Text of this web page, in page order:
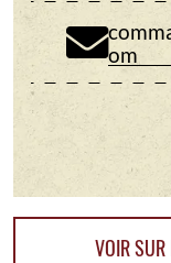
om
VOIR SUR